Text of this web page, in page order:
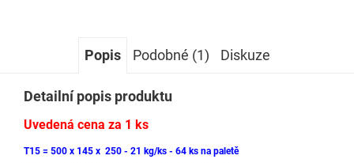
Popis Podobné (1) Diskuze
Detailní popis produktu
Uvedená cena za 1 ks
T15 = 500 x 145 x 250 - 21 kg/ks - 64 ks na paletě